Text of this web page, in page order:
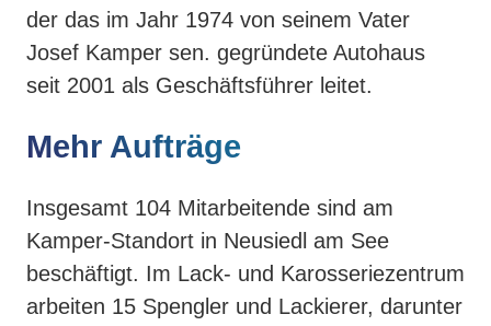
der das im Jahr 1974 von seinem Vater
Josef Kamper sen. gegründete Autohaus
seit 2001 als Geschäftsführer leitet.
Mehr Aufträge
Insgesamt 104 Mitarbeitende sind am
Kamper-Standort in Neusiedl am See
beschäftigt. Im Lack- und Karosseriezentrum
arbeiten 15 Spengler und Lackierer, darunter